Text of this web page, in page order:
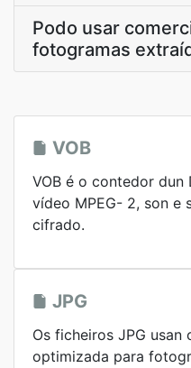
Podo usar
fotogramas
VOB
VOB é o contedor dun
vídeo MPEG- 2, son e
cifrado.
JPG
Os ficheiros JPG
optimizada para